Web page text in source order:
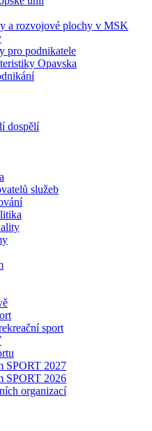
a rozvojové plochy v MSK
pro podnikatele
Opavska
dospělí
služeb
sport
SPORT 2027
SPORT 2026
organizací